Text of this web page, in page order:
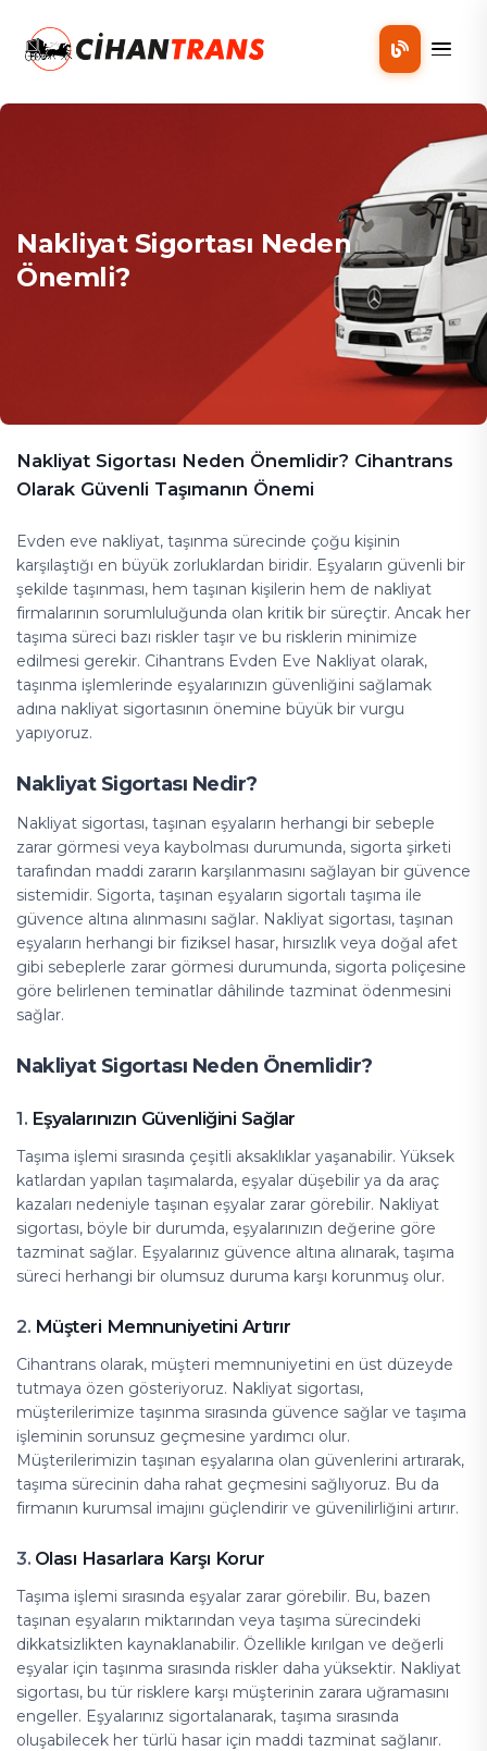
Mobil
Nakliyat Sigortası Neden
Önemli?
Nakliyat Sigortası Neden Önemlidir? Cihantrans
Olarak Güvenli Taşımanın Önemi
Evden eve nakliyat, taşınma sürecinde çoğu kişinin
karşılaştığı en büyük zorluklardan biridir. Eşyaların güvenli bir
şekilde taşınması, hem taşınan kişilerin hem de nakliyat
firmalarının sorumluluğunda olan kritik bir süreçtir. Ancak her
taşıma süreci bazı riskler taşır ve bu risklerin minimize
edilmesi gerekir. Cihantrans Evden Eve Nakliyat olarak,
taşınma işlemlerinde eşyalarınızın güvenliğini sağlamak
adına nakliyat sigortasının önemine büyük bir vurgu
yapıyoruz.
Nakliyat Sigortası Nedir?
Nakliyat sigortası, taşınan eşyaların herhangi bir sebeple
zarar görmesi veya kaybolması durumunda, sigorta şirketi
tarafından maddi zararın karşılanmasını sağlayan bir güvence
sistemidir. Sigorta, taşınan eşyaların sigortalı taşıma ile
güvence altına alınmasını sağlar. Nakliyat sigortası, taşınan
eşyaların herhangi bir fiziksel hasar, hırsızlık veya doğal afet
gibi sebeplerle zarar görmesi durumunda, sigorta poliçesine
göre belirlenen teminatlar dâhilinde tazminat ödenmesini
sağlar.
Nakliyat Sigortası Neden Önemlidir?
1. Eşyalarınızın Güvenliğini Sağlar
Taşıma işlemi sırasında çeşitli aksaklıklar yaşanabilir. Yüksek
katlardan yapılan taşımalarda, eşyalar düşebilir ya da araç
kazaları nedeniyle taşınan eşyalar zarar görebilir. Nakliyat
sigortası, böyle bir durumda, eşyalarınızın değerine göre
tazminat sağlar. Eşyalarınız güvence altına alınarak, taşıma
süreci herhangi bir olumsuz duruma karşı korunmuş olur.
2. Müşteri Memnuniyetini Artırır
Cihantrans olarak, müşteri memnuniyetini en üst düzeyde
tutmaya özen gösteriyoruz. Nakliyat sigortası,
müşterilerimize taşınma sırasında güvence sağlar ve taşıma
işleminin sorunsuz geçmesine yardımcı olur.
Müşterilerimizin taşınan eşyalarına olan güvenlerini artırarak,
taşıma sürecinin daha rahat geçmesini sağlıyoruz. Bu da
firmanın kurumsal imajını güçlendirir ve güvenilirliğini artırır.
3. Olası Hasarlara Karşı Korur
Taşıma işlemi sırasında eşyalar zarar görebilir. Bu, bazen
taşınan eşyaların miktarından veya taşıma sürecindeki
dikkatsizlikten kaynaklanabilir. Özellikle kırılgan ve değerli
eşyalar için taşınma sırasında riskler daha yüksektir. Nakliyat
sigortası, bu tür risklere karşı müşterinin zarara uğramasını
engeller. Eşyalarınız sigortalanarak, taşıma sırasında
oluşabilecek her türlü hasar için maddi tazminat sağlanır.